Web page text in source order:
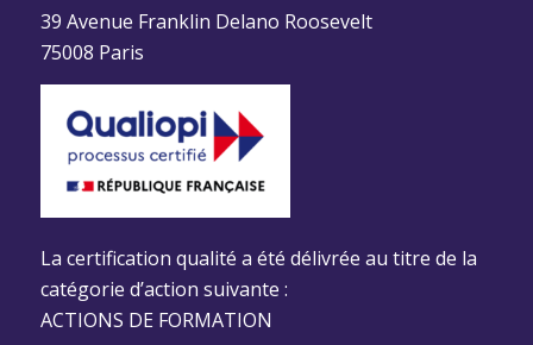
39 Avenue Franklin Delano Roosevelt
75008 Paris
La certification qualité a été délivrée au titre de la
catégorie d’action suivante :
ACTIONS DE FORMATION